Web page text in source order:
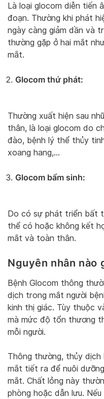
Là loại glocom diễn tiến
đoạn. Thường khi phát
ngày càng giảm dần và
thường gặp ở hai mắt
mắt.
Glocom thứ phát:
Thường xuất hiện sau
thân, là loại glocom do
đào, bệnh lý thể thủy
xoang hang,…
Glocom bẩm sinh:
Do có sự phát triển bất
thể có hoặc không kết
mắt và toàn thân.
Nguyên nhân nào
Bệnh Glocom thông
dịch trong mắt người
kinh thị giác. Tùy thuộc
mà mức độ tổn thương
mỗi người.
Thông thường, thủy
mắt tiết ra để nuôi
mắt. Chất lỏng này
phòng hoặc dẫn lưu.